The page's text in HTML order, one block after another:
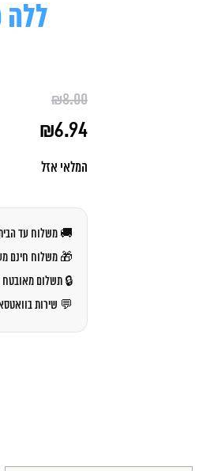
ללה
₪8.00
המקורי
₪8.00.
₪6.94
הנוכחי
המלאי אזל
🚚 משלוח עד
🎁 משלוח חינם
🔒 תשלום מאובטח
💬 שירות